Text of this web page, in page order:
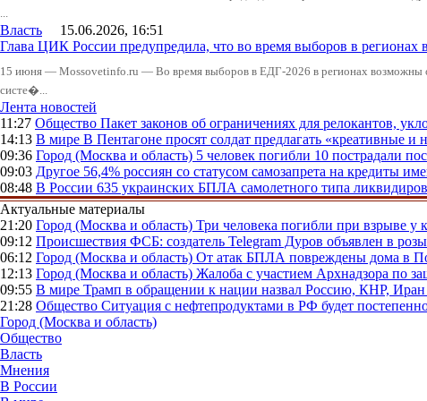
...
Власть 15.06.2026, 16:51
Глава ЦИК России предупредила, что во время выборов в регионах
15 июня — Mossovetinfo.ru — Во время выборов в ЕДГ-2026 в регионах возможны
систе�...
Лента новостей
11:27 Общество Пакет законов об ограничениях для релокантов,
14:13 В мире В Пентагоне просят солдат предлагать «креативные и
09:36 Город (Москва и область) 5 человек погибли 10 пострадали
09:03 Другое 56,4% россиян со статусом самозапрета на кредиты
08:48 В России 635 украинских БПЛА самолетного типа
Актуальные материалы
21:20 Город (Москва и область) Три человека погибли при
09:12 Происшествия ФСБ: создатель Telegram Дуров объявлен в
06:12 Город (Москва и область) От атак БПЛА повреждены дома в
12:13 Город (Москва и область) Жалоба с участием Архнадзора по
09:55 В мире Трамп в обращении к нации назвал Россию, КНР,
21:28 Общество Ситуация с нефтепродуктами в РФ будет
Город (Москва и область)
Общество
Власть
Мнения
В России